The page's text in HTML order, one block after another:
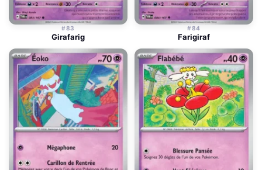
#83
Girafarig
#84
Farigiraf